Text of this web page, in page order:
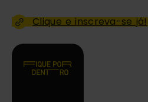
Clique e inscreva-se já!